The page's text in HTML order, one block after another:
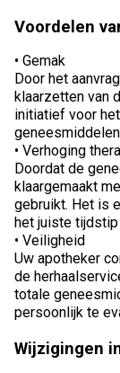
Voordelen
• Gemak
Door het
klaarzetten van
initiatief voor
• Verhoging
Doordat de
klaargemaakt
gebruikt. Het is
het juiste
• Veiligheid
Uw apotheker
de
totale
persoonlijk te
Wijzigingen